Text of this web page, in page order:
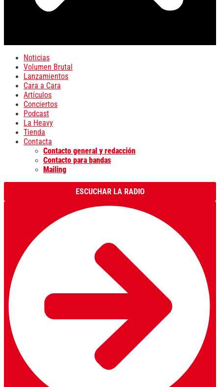
Noticias
Volumen Brutal
Lanzamientos
Cara a Cara
Artículos
Conciertos
Podcast
La Heavy
Tienda
Contacta
Contacto general y redacción
Contacto para bandas
Mailing
ESCUCHAR LA RADIO